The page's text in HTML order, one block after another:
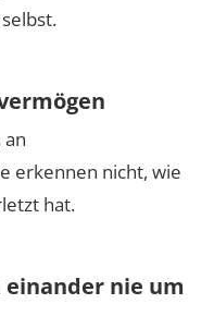
erkennen nicht, wie
hat.
einander nie um